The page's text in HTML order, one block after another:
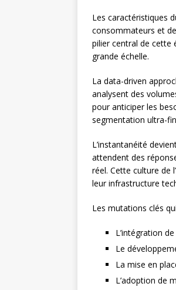
Les caractéristiques
consommateurs et
pilier central de cette
grande échelle.
La data-driven
analysent des
pour anticiper les
segmentation ultra-
L’instantanéité
attendent des
réel. Cette culture de
leur infrastructure
Les mutations clés
L’intégration
Le
La mise en
L’adoption de